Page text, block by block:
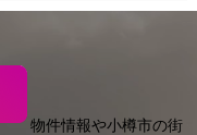
物件情報や小樽市の街